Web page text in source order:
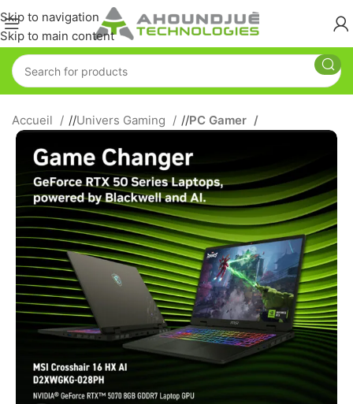
Skip to navigation
Skip to main content
Accueil / Univers Gaming / PC Gamer